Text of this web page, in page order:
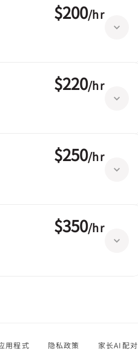
$200/hr
$220/hr
$250/hr
$350/hr
用程式 隐私政策 家长AI配对